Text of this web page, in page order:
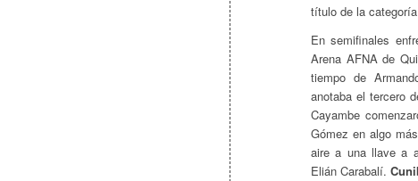
título de la
En semifinales
Arena AFNA de
tiempo de
anotaba el tercero
Cayambe
Gómez en algo
aire a una llave a
Elián Carabalí.